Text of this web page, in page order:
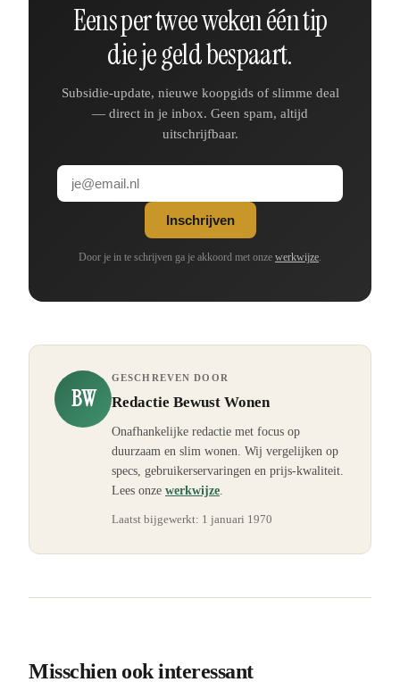
Eens per twee weken één tip
die je geld bespaart.
Subsidie-update, nieuwe koopgids of slimme deal
— direct in je inbox. Geen spam, altijd
uitschrijfbaar.
Inschrijven
Door je in te schrijven ga je akkoord met onze werkwijze
BW
GESCHREVEN DOOR
Redactie Bewust Wonen
Onafhankelijke redactie met focus op
duurzaam en slim wonen. Wij vergelijken op
specs, gebruikerservaringen en prijs-kwaliteit.
Lees onze werkwijze
Laatst bijgewerkt: 1 januari 1970
Misschien ook interessant